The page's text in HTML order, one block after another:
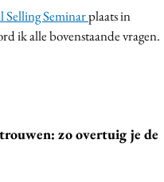
Selling Seminarplaats in
ik alle bovenstaande vragen.
zo overtuig je de